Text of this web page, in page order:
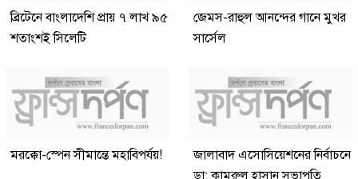
ব্রিটেনে বাংলাদেশি প্রায় ৭ লাখ ৯৫
শতাংশই সিলেটি
জেমস-রাহুল আনন্দের গানে মুখর
সার্সেল
মরক্কো-স্পেন সীমান্তে মহাবিপর্যয়!
জালাবাদ এসোসিয়েশনের নির্বাচনে